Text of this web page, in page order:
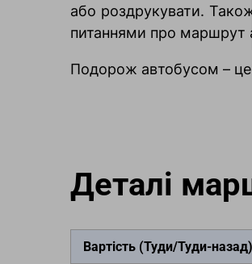
або роздрукувати.
питаннями про маршрут
Подорож автобусом – це
Деталі
Вартість (Туди/Туди-назад)